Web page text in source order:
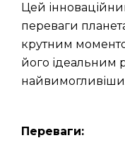
Цей
переваги
крутним
його ідеальним
Переваги: